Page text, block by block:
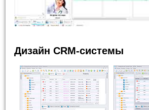
Дизайн CRM-системы